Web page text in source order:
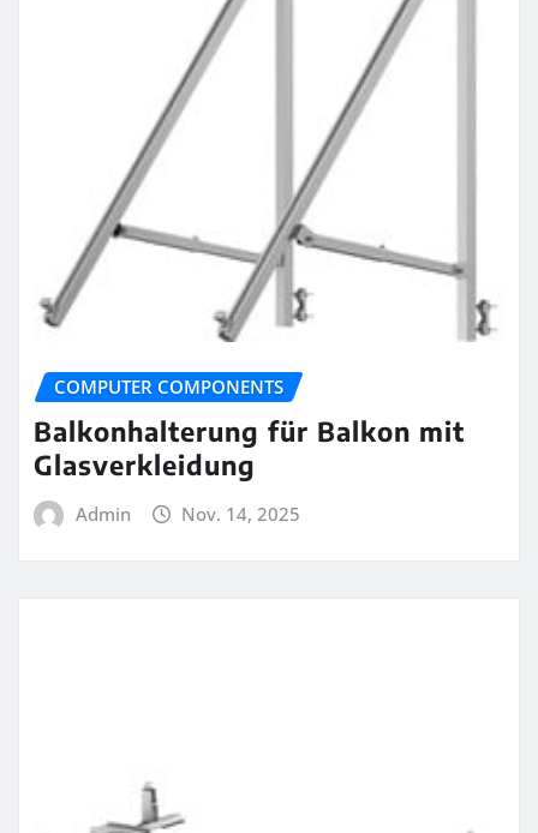
COMPUTER COMPONENTS
Balkonhalterung für Balkon mit
Glasverkleidung
Admin Nov. 14, 2025